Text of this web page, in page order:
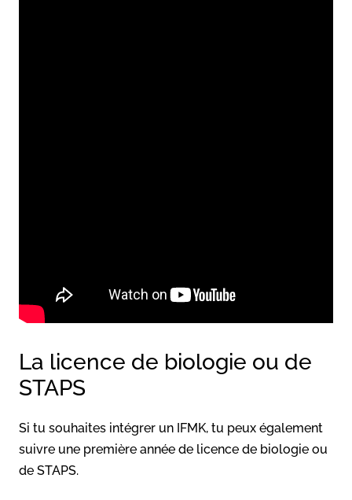
La licence de biologie ou de
STAPS
Si tu souhaites intégrer un IFMK, tu peux également
suivre une première année de licence de biologie ou
de STAPS.